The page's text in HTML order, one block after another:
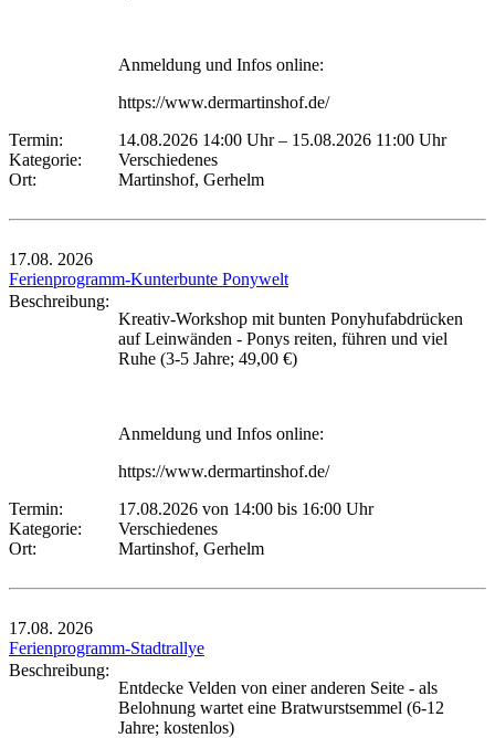
Anmeldung und Infos online:
https://www.dermartinshof.de/
Termin:
14.08.2026 14:00 Uhr– 15.08.2026 11:00 Uhr
Kategorie:
Verschiedenes
Ort:
Martinshof, Gerhelm
17.08. 2026
Ferienprogramm-Kunterbunte Ponywelt
Beschreibung:
Kreativ-Workshop mit bunten Ponyhufabdrücken
auf Leinwänden - Ponys reiten, führen und viel
Ruhe (3-5 Jahre; 49,00 €)
Anmeldung und Infos online:
https://www.dermartinshof.de/
Termin:
17.08.2026 von 14:00 bis 16:00 Uhr
Kategorie:
Verschiedenes
Ort:
Martinshof, Gerhelm
17.08. 2026
Ferienprogramm-Stadtrallye
Beschreibung:
Entdecke Velden von einer anderen Seite - als
Belohnung wartet eine Bratwurstsemmel (6-12
Jahre; kostenlos)